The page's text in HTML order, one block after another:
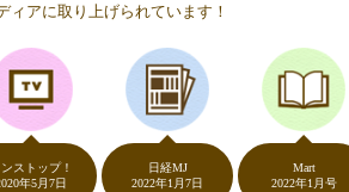
性）
ピーをはじめました。空いた時間にスマホで買
のですが、モッピーを経由するだけでショップ
のポイントが二重で貯まることを知り、ビック
ョッピングをモッピーを経由するだけでポイ
っと早く教えてほしかった～！貯まったポイ
て、プチ贅沢を楽しんでます♪
ィアに取り上げられています！
ップ！
月7日
日経MJ
2022年1月7日
2022年1月号